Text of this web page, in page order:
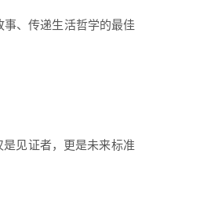
事、传递生活哲学的最佳
见证者，更是未来标准